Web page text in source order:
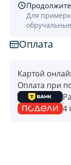
Для
Оплата
Картой
Оплата при
4